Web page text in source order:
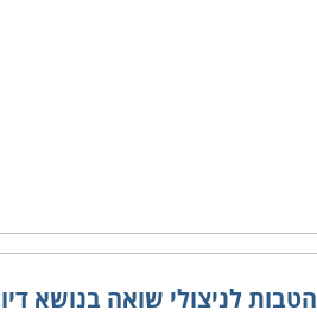
הטבות לניצולי שואה בנושא